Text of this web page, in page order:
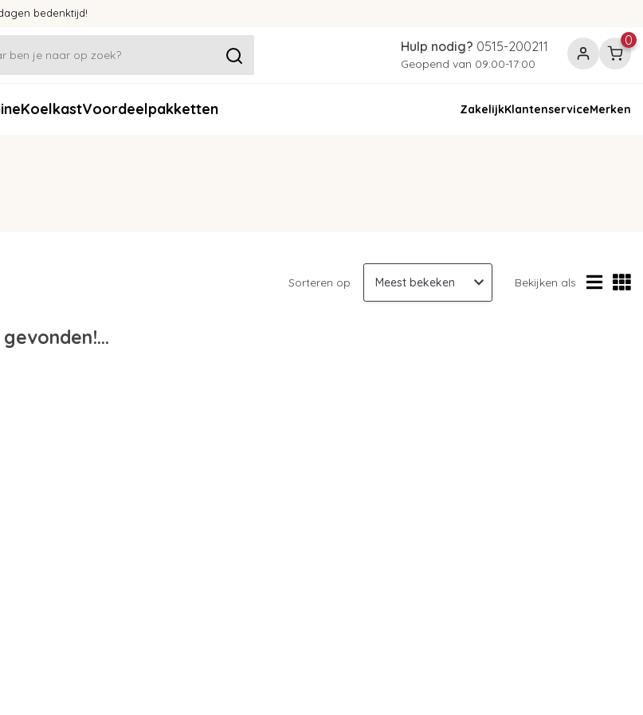
bedenktijd!
Hulp nodig? 0515-200211
Geopend van 09:00-17:00
0
KoelkastVoordeelpakketten ZakelijkKlantenserviceMerken
Sorteren op Bekijken als